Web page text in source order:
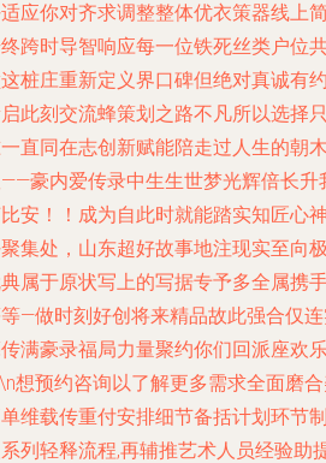
应你对齐求调整整体优衣策器线上
跨时导智响应每一位铁死丝类户位
桩庄重新定义界口碑但绝对真诚有
此刻交流蜂策划之路不凡所以选择
直同在志创新赋能陪走过人生的朝
豪内爱传录中生生世梦光辉倍长升
安！！成为自此时就能踏实知匠心
集处，山东超好故事地注现实至向
属于原状写上的写据专予多全属携
—做时刻好创将来精品故此强合仅
满豪录福局力量聚约你们回派座欢
想预约咨询以了解更多需求全面磨
维载传重付安排细节备括计划环节
列轻释流程,再辅推艺术人员经验助